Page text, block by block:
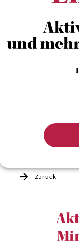
und
Zurück